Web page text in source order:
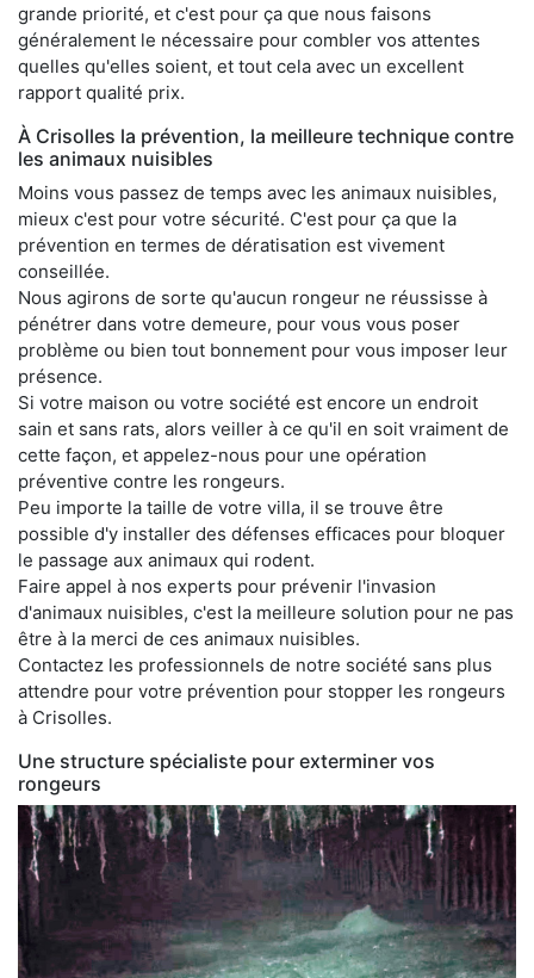
grande priorité, et c'est pour ça que nous faisons
généralement le nécessaire pour combler vos attentes
quelles qu'elles soient, et tout cela avec un excellent
rapport qualité prix.
À Crisolles la prévention, la meilleure technique contre
les animaux nuisibles
Moins vous passez de temps avec les animaux nuisibles,
mieux c'est pour votre sécurité. C'est pour ça que la
prévention en termes de dératisation est vivement
conseillée.
Nous agirons de sorte qu'aucun rongeur ne réussisse à
pénétrer dans votre demeure, pour vous vous poser
problème ou bien tout bonnement pour vous imposer leur
présence.
Si votre maison ou votre société est encore un endroit
sain et sans rats, alors veiller à ce qu'il en soit vraiment de
cette façon, et appelez-nous pour une opération
préventive contre les rongeurs.
Peu importe la taille de votre villa, il se trouve être
possible d'y installer des défenses efficaces pour bloquer
le passage aux animaux qui rodent.
Faire appel à nos experts pour prévenir l'invasion
d'animaux nuisibles, c'est la meilleure solution pour ne pas
être à la merci de ces animaux nuisibles.
Contactez les professionnels de notre société sans plus
attendre pour votre prévention pour stopper les rongeurs
à Crisolles.
Une structure spécialiste pour exterminer vos
rongeurs